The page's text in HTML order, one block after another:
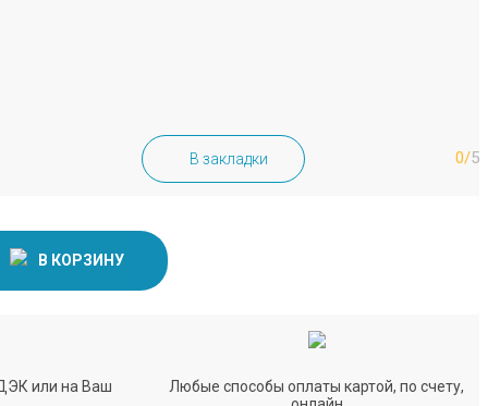
В закладки 0/5
В КОРЗИНУ
или на Ваш
Любые способы оплаты картой, по счету,